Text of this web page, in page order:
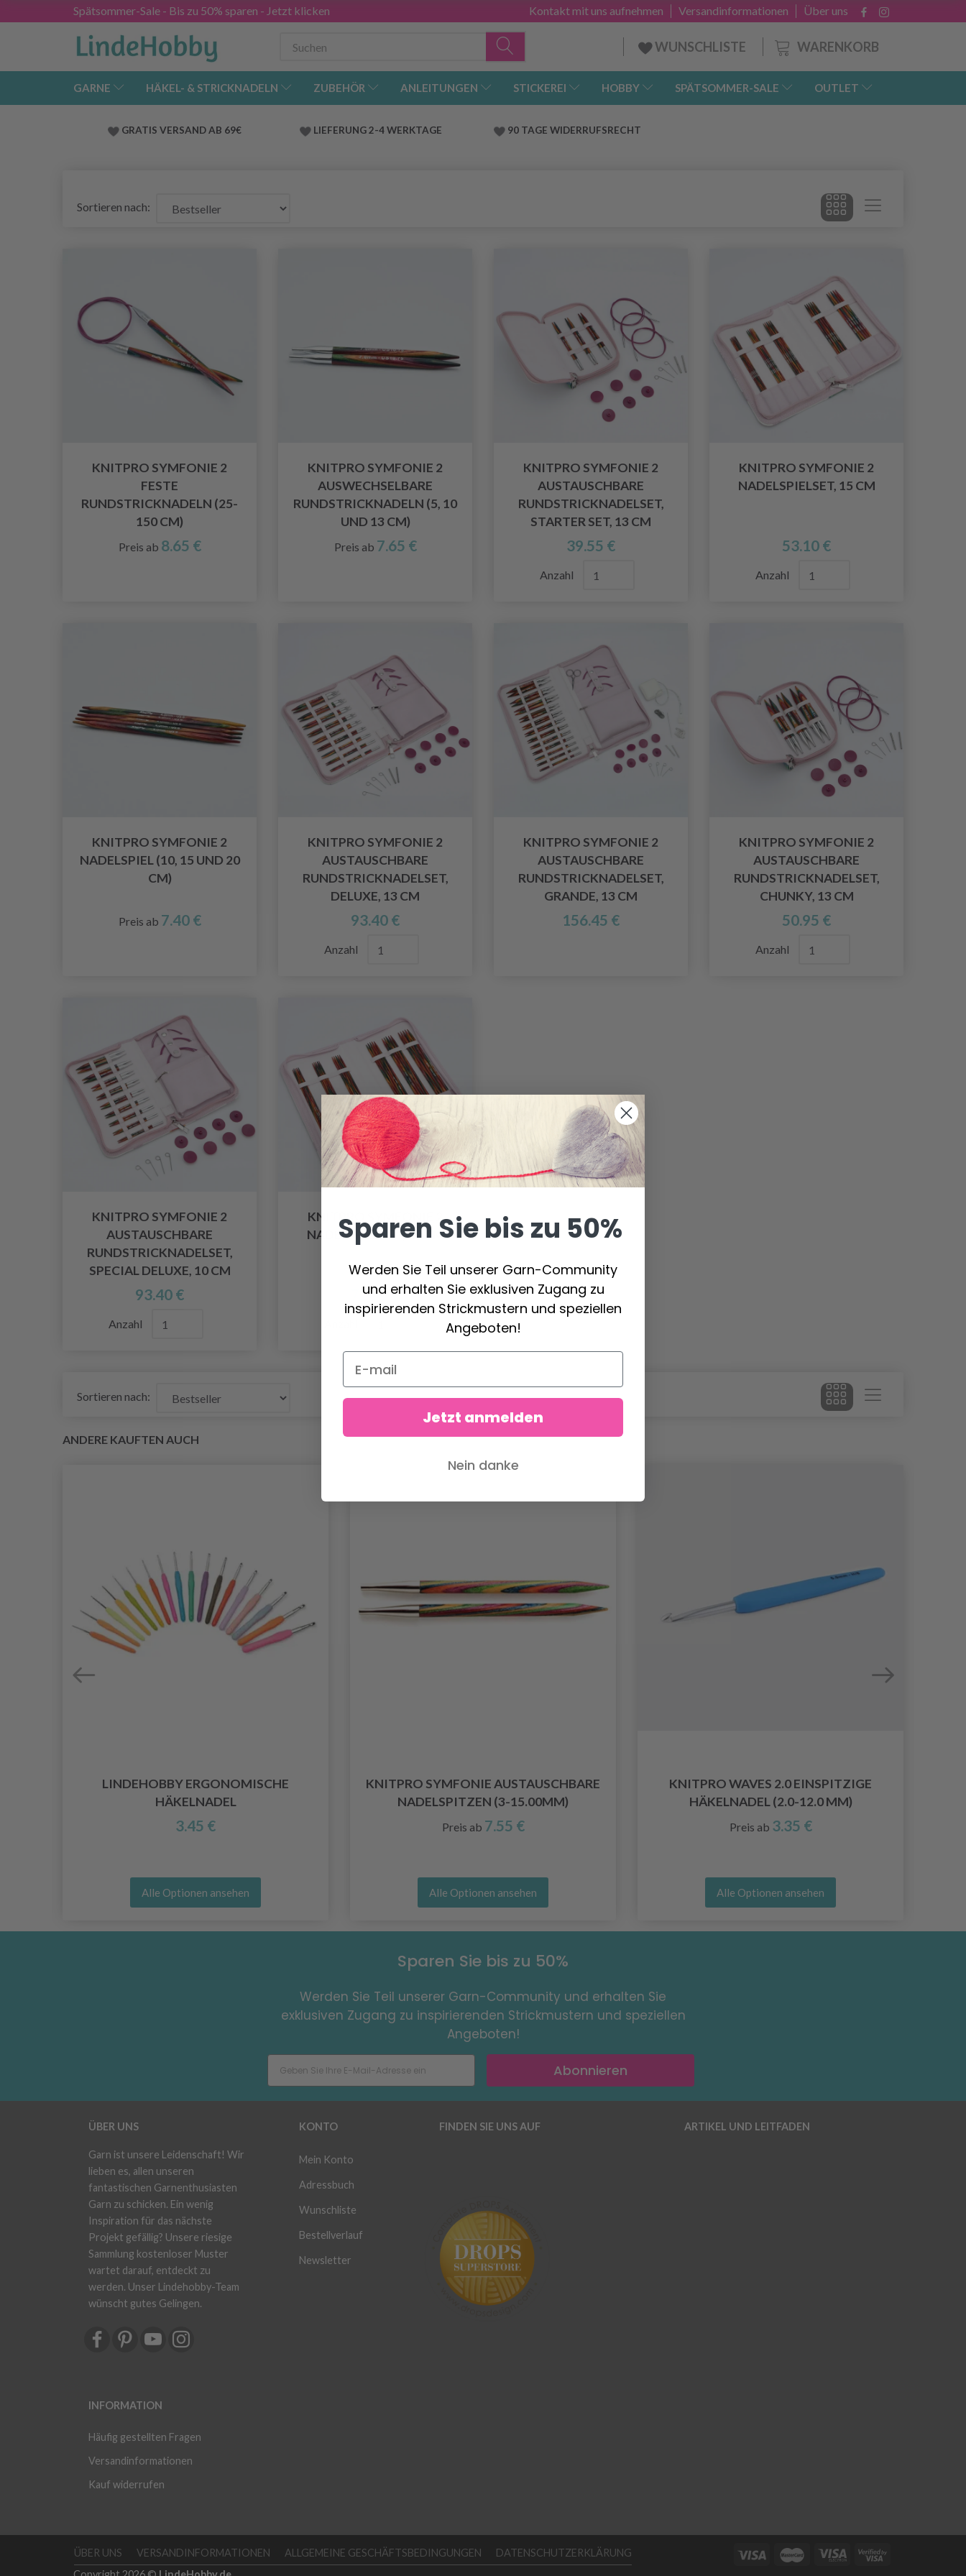
Spätsommer-Sale - Bis zu 50% sparen - Jetzt klicken Über uns
Versandinformationen
Kontakt mit uns aufnehmen
WARENKORB
WUNSCHLISTE
GARNE HÄKEL- & STRICKNADELN ZUBEHÖR ANLEITUNGEN STICKEREI HOBBY SPÄTSOMMER-SALE OUTLET
GRATIS VERSAND AB 69€ LIEFERUNG 2-4 WERKTAGE 90 TAGE WIDERRUFSRECHT
Sortieren nach:
KNITPRO SYMFONIE 2
FESTE
RUNDSTRICKNADELN (25-
150 CM)
Preis ab 8.65 €
KNITPRO SYMFONIE 2
AUSWECHSELBARE
RUNDSTRICKNADELN (5, 10
UND 13 CM)
Preis ab 7.65 €
KNITPRO SYMFONIE 2
AUSTAUSCHBARE
RUNDSTRICKNADELSET,
STARTER SET, 13 CM
39.55 €
Anzahl
KNITPRO SYMFONIE 2
NADELSPIELSET, 15 CM
53.10 €
Anzahl
KNITPRO SYMFONIE 2
NADELSPIEL (10, 15 UND 20
CM)
Preis ab 7.40 €
KNITPRO SYMFONIE 2
AUSTAUSCHBARE
RUNDSTRICKNADELSET,
DELUXE, 13 CM
93.40 €
Anzahl
KNITPRO SYMFONIE 2
AUSTAUSCHBARE
RUNDSTRICKNADELSET,
GRANDE, 13 CM
156.45 €
KNITPRO SYMFONIE 2
AUSTAUSCHBARE
RUNDSTRICKNADELSET,
CHUNKY, 13 CM
50.95 €
Anzahl
KNITPRO SYMFONIE 2
AUSTAUSCHBARE
RUNDSTRICKNADELSET,
SPECIAL DELUXE, 10 CM
93.40 €
Anzahl
KNITPRO SYMFONIE 2
NADELSPIELSET, 20 CM
72.50 €
Sortieren nach:
ANDERE KAUFTEN AUCH
LINDEHOBBY ERGONOMISCHE
HÄKELNADEL
3.45 €
Alle Optionen ansehen
KNITPRO SYMFONIE AUSTAUSCHBARE
NADELSPITZEN (3-15.00MM)
Preis ab 7.55 €
Alle Optionen ansehen
KNITPRO WAVES 2.0 EINSPITZIGE
HÄKELNADEL (2.0-12.0 MM)
Preis ab 3.35 €
Alle Optionen ansehen
Sparen Sie bis zu 50%
Werden Sie Teil unserer Garn-Community und erhalten Sie
exklusiven Zugang zu inspirierenden Strickmustern und speziellen
Angeboten!
Abonnieren
ÜBER UNS
Garn ist unsere Leidenschaft! Wir
lieben es, allen unseren
fantastischen Garnenthusiasten
Garn zu schicken. Ein wenig
Inspiration für das nächste
Projekt gefällig? Unsere riesige
Sammlung kostenloser Muster
wartet darauf, entdeckt zu
werden. Unser Lindehobby-Team
wünscht gutes Gelingen.
INFORMATION
Häufig gestellten Fragen
Versandinformationen
Kauf widerrufen
KONTO
Mein Konto
Adressbuch
Wunschliste
Bestellverlauf
Newsletter
FINDEN SIE UNS AUF ARTIKEL UND LEITFADEN
ÜBER UNS VERSANDINFORMATIONEN ALLGEMEINE GESCHÄFTSBEDINGUNGEN
DATENSCHUTZERKLÄRUNG
Sparen Sie bis zu 50%
Werden Sie Teil unserer Garn-Community
und erhalten Sie exklusiven Zugang zu
inspirierenden Strickmustern und speziellen
Angeboten!
Jetzt anmelden
Nein danke